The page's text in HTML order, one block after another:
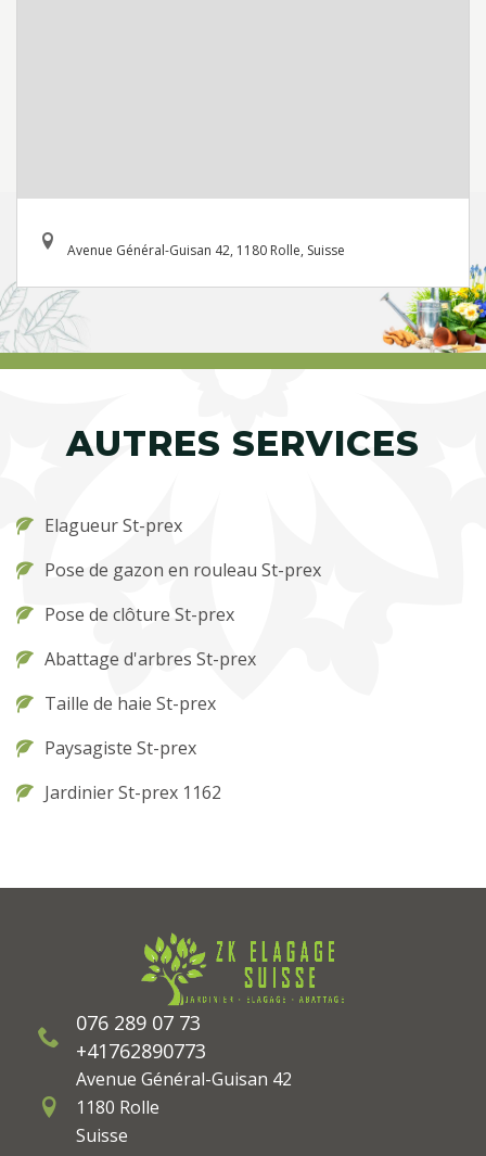
Avenue Général-Guisan 42, 1180 Rolle, Suisse
AUTRES SERVICES
Elagueur St-prex
Pose de gazon en rouleau St-prex
Pose de clôture St-prex
Abattage d'arbres St-prex
Taille de haie St-prex
Paysagiste St-prex
Jardinier St-prex 1162
076 289 07 73
+41762890773
Avenue Général-Guisan 42
1180 Rolle
Suisse